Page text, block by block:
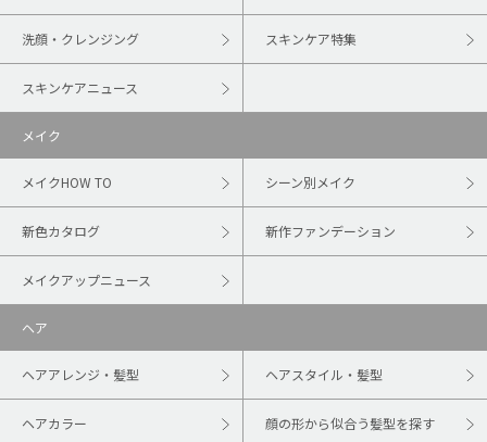
洗顔・クレンジング スキンケア特集
スキンケアニュース
メイク
メイクHOW TO シーン別メイク
新色カタログ 新作ファンデーション
メイクアップニュース
ヘア
ヘアアレンジ・髪型 ヘアスタイル・髪型
ヘアカラー 顔の形から似合う髪型を探す